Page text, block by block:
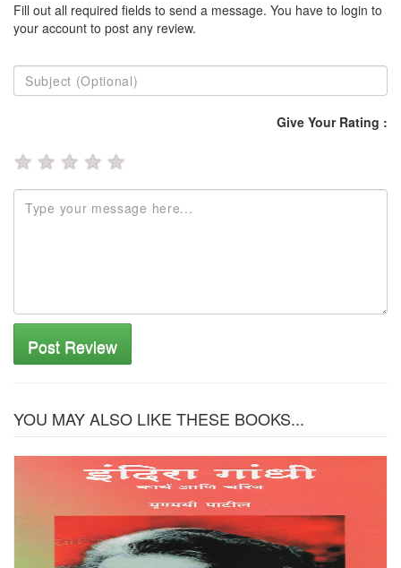
Fill out all required fields to send a message. You have to login to
your account to post any review.
Give Your Rating :
★ ★ ★ ★ ★
Post Review
YOU MAY ALSO LIKE THESE BOOKS...